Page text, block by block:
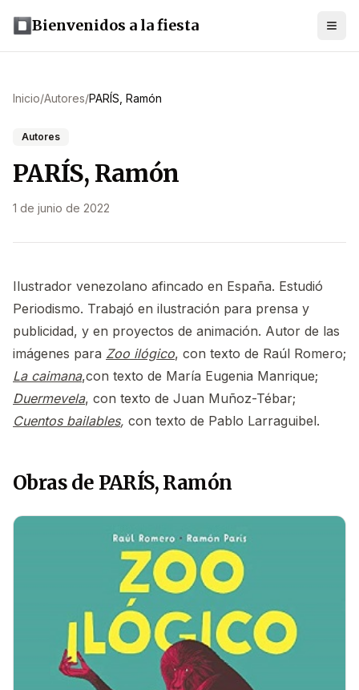
Bienvenidos a la fiesta
Inicio/Autores/PARÍS, Ramón
Autores
PARÍS, Ramón
1 de junio de 2022
Ilustrador venezolano afincado en España. Estudió
Periodismo. Trabajó en ilustración para prensa y
publicidad, y en proyectos de animación. Autor de las
imágenes para Zoo ilógico, con texto de Raúl Romero;
La caimana,con texto de María Eugenia Manrique;
Duermevela, con texto de Juan Muñoz-Tébar;
Cuentos bailables, con texto de Pablo Larraguibel.
Obras de PARÍS, Ramón